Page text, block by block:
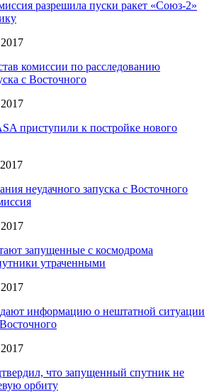
разрешила пуски ракет «Союз-2»
комиссии по расследованию
с Восточного
приступили к постройке нового
неудачного запуска с Восточного
запущенные с космодрома
утраченными
информацию о нештатной ситуации
что запущенный спутник не
орбиту